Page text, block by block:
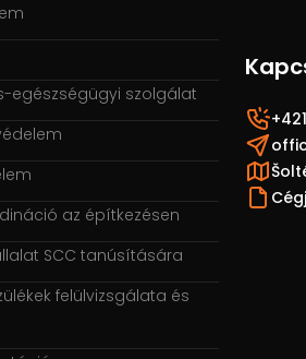
egészségügyi szolgálat
az építkezésen
SCC tanúsítására
felülvizsgálata és